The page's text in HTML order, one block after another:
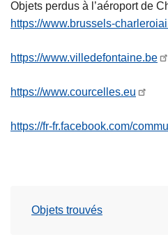
Objets perdus à l’aéroport de
https://www.brussels-
https://www.villedefontaine.be
https://www.courcelles.eu
https://fr-fr.facebook.com/
Objets trouvés